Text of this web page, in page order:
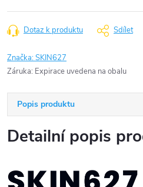
Dotaz k produktu Sdílet
Značka:SKIN627
Záruka: Expirace uvedena na obalu
Popis produktu
Detailní popis